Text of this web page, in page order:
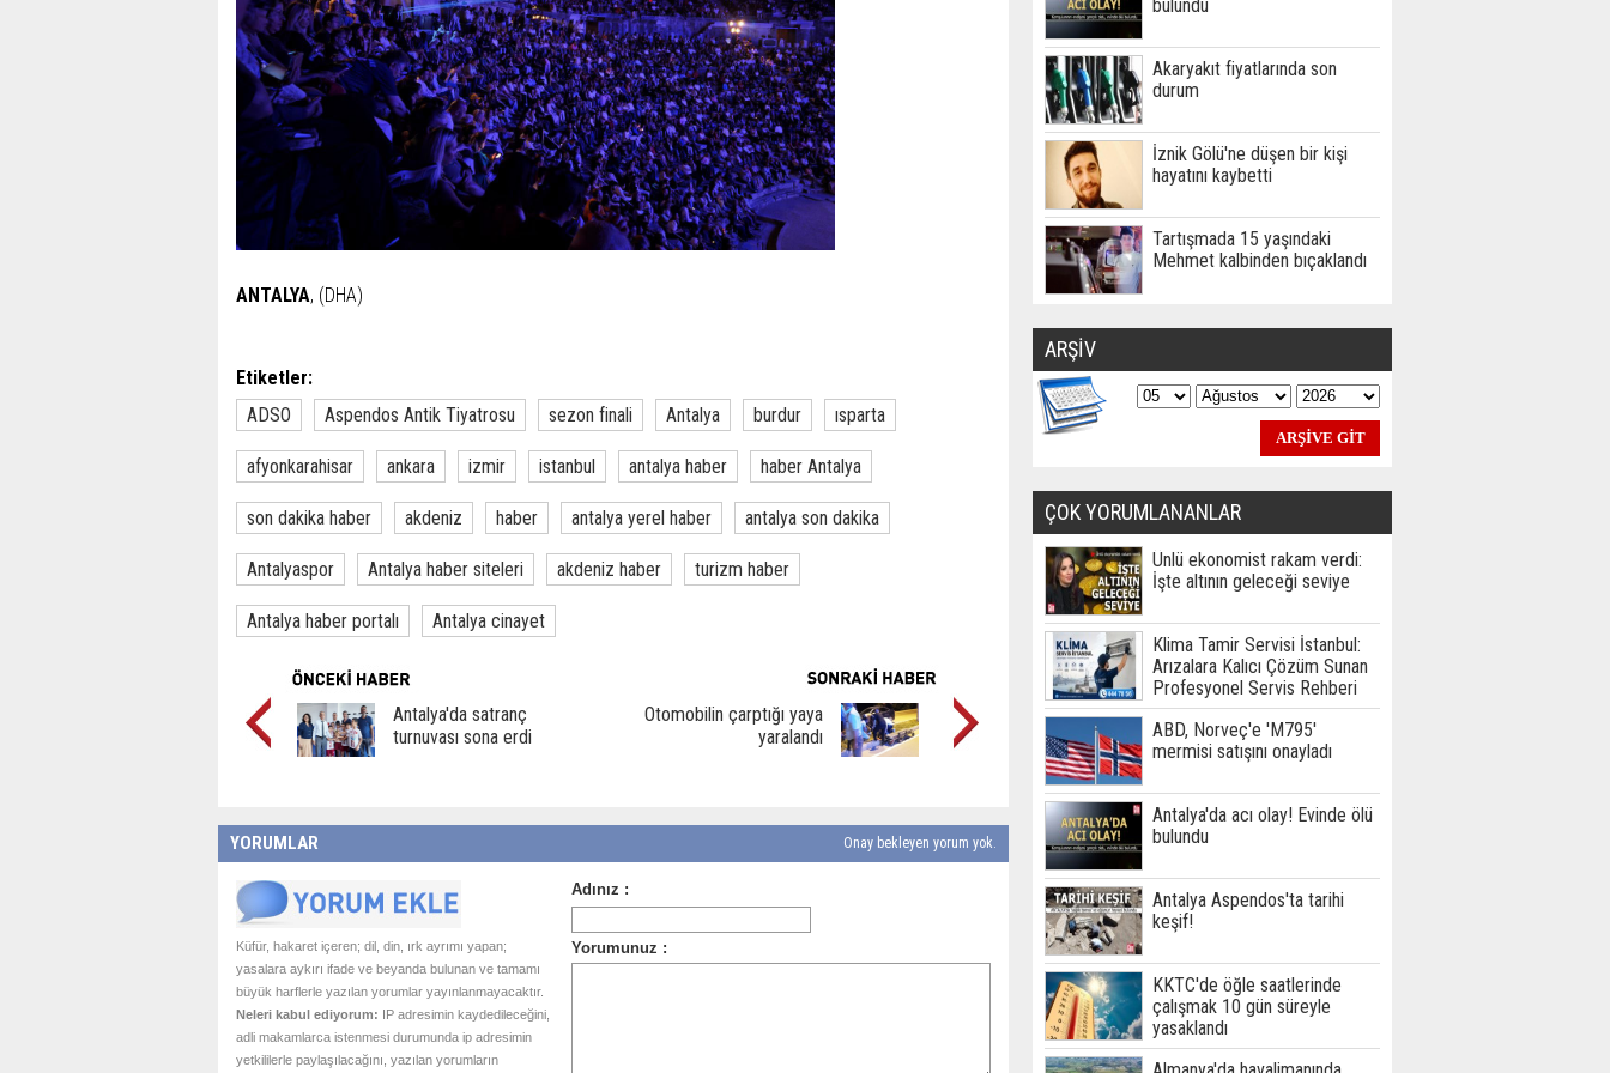
ANTALYA, (DHA)
Etiketler:
ADSO
Aspendos Antik Tiyatrosu sezon finali Antalya burdur ısparta
afyonkarahisar ankara izmir istanbul antalya haber haber Antalya
son dakika haber akdeniz haber antalya yerel haber antalya son dakika
Antalyaspor Antalya haber siteleri akdeniz haber turizm haber
Antalya haber portalı Antalya cinayet
Antalya'da satranç
turnuvası sona erdi
Otomobilin çarptığı yaya
yaralandı
YORUMLAR Onay bekleyen yorum yok.
Küfür, hakaret içeren; dil, din, ırk ayrımı yapan;
yasalara aykırı ifade ve beyanda bulunan ve tamamı
büyük harflerle yazılan yorumlar yayınlanmayacaktır.
Neleri kabul ediyorum: IP adresimin kaydedileceğini,
adli makamlarca istenmesi durumunda ip adresimin
yetkililerle paylaşılacağını, yazılan yorumların
bulundu
Akaryakıt fiyatlarında son
durum
İznik Gölü'ne düşen bir kişi
hayatını kaybetti
Tartışmada 15 yaşındaki
Mehmet kalbinden bıçaklandı
ARŞİV
ÇOK YORUMLANANLAR
Ünlü ekonomist rakam verdi:
İşte altının geleceği seviye
Klima Tamir Servisi İstanbul:
Arızalara Kalıcı Çözüm Sunan
Profesyonel Servis Rehberi
ABD, Norveç'e 'M795'
mermisi satışını onayladı
Antalya'da acı olay! Evinde ölü
bulundu
Antalya Aspendos'ta tarihi
keşif!
KKTC'de öğle saatlerinde
çalışmak 10 gün süreyle
yasaklandı